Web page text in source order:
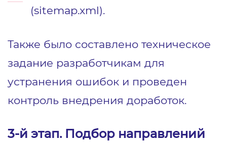
(sitemap.xml).
Также было составлено техническое
задание разработчикам для
устранения ошибок и проведен
контроль внедрения доработок.
3-й этап. Подбор направлений